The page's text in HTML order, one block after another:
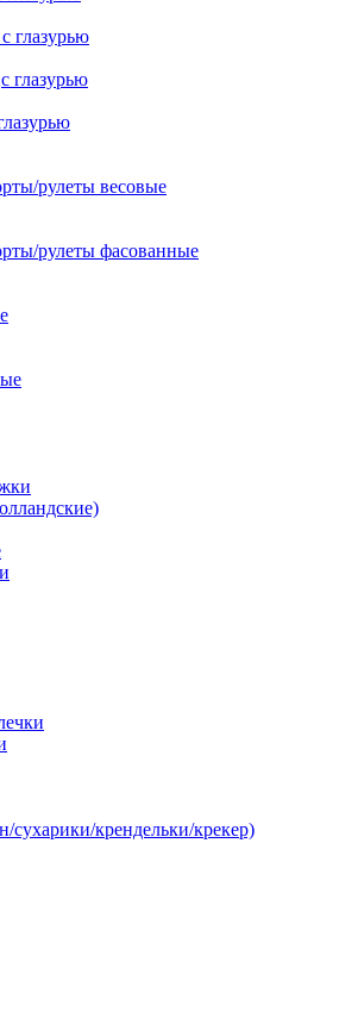
глазурью
глазурью
рулеты весовые
рулеты фасованные
крендельки/крекер)